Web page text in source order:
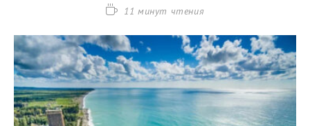
Время11 минут чтения